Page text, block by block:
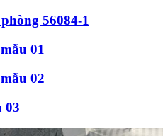
56084-1
01
02
03